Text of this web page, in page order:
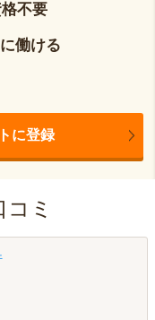
不要
働ける
に登録
ミ